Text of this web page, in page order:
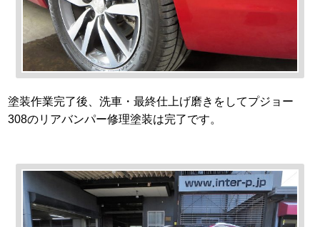
塗装作業完了後、洗車・最終仕上げ磨きをしてプジョー
308のリアバンパー修理塗装は完了です。